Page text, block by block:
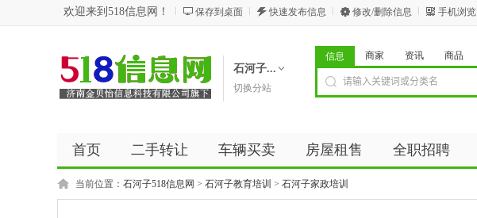
欢迎来到518信息网！ 保存到桌面 快速发布信息 修改/删除信息 手机浏览
石河子...
切换分站
信息 商家 资讯 商品
首页 二手转让 车辆买卖 房屋租售 全职招聘
商务服务 五金建材 优惠券 新闻资讯
当前位置： 石河子518信息网 > 石河子教育培训 > 石河子家政培训